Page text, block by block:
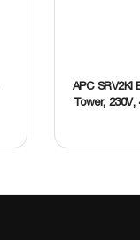
APC SRV2KI
Tower,